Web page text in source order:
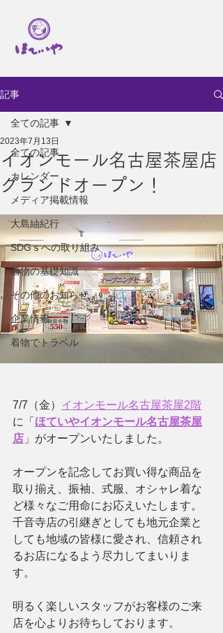
記事
全ての記事
カレンダー
メディア掲載情報
大島紬紀行
SDGｓへの取り組み
着物の基礎知識
その他のお知らせ
企業情報
着物でトラベル
全ての記事
イオンモール名古屋茶屋店
グランドオープン！
2023年7月13日
7/7（金） イオンモール名古屋茶屋2階
に「 ほていやイオンモール名古屋茶屋
店 」がオープンいたしました。
オープンを記念してお買い得な商品を
取り揃え、振袖、式服、オシャレ着な
ど様々なご用命にお応えいたします。
千音寺店の引継ぎとしても地元企業と
しても地域の皆様に愛され、信頼され
るお店になるよう尽力してまいりま
す。
明るく楽しいスタッフがお客様のご来
店を心よりお待ちしております。